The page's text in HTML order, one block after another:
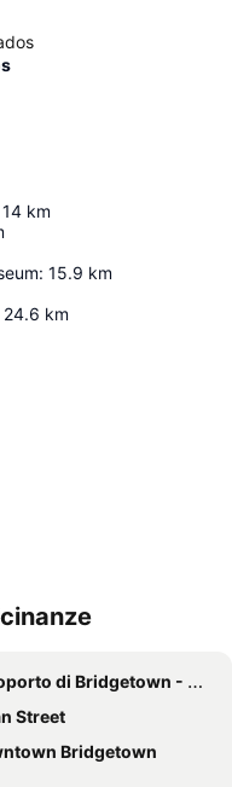
14 km
: 15.9 km
24.6 km
di Bridgetown - Grantley Adams
Street
Bridgetown